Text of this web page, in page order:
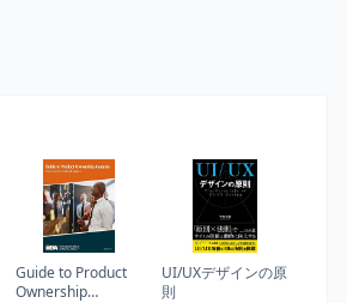
Guide to Product
Ownership
UI/UXデザインの原
則